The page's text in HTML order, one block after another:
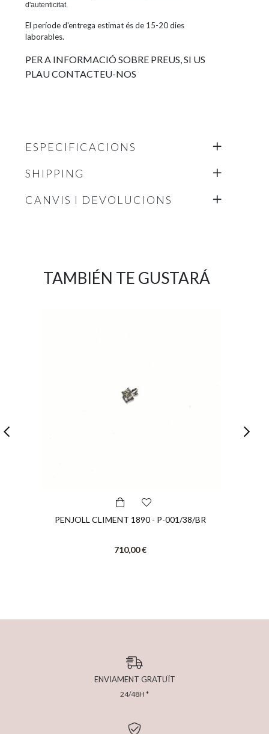
d'autenticitat.
El període d'entrega estimat és de 15-20 dies
laborables.
PER A INFORMACIÓ SOBRE PREUS, SI US
PLAU CONTACTEU-NOS
ESPECIFICACIONS
SHIPPING
CANVIS I DEVOLUCIONS
TAMBIÉN TE GUSTARÁ
PENJOLL CLIMENT 1890 - P-001/38/BR
710,00 €
ENVIAMENT GRATUÏT
24/48H *